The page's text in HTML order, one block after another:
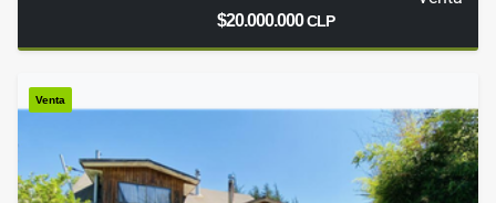
$20.000.000CLP
Venta